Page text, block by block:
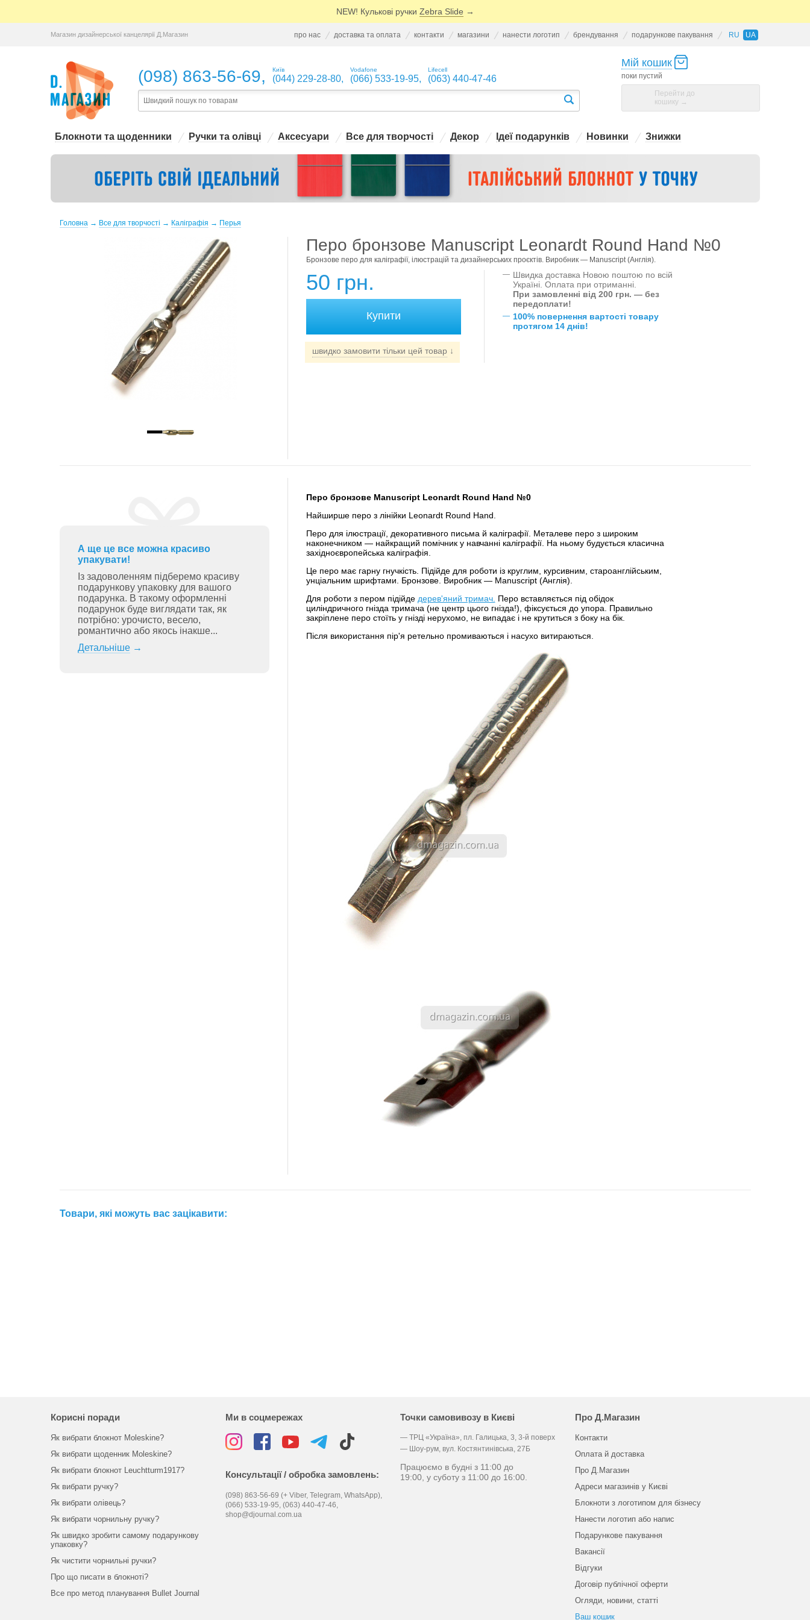
NEW! Кулькові ручки Zebra Slide →
Магазин дизайнерської канцелярії Д.Магазин про нас доставка та оплата контакти магазини нанести логотип брендування подарункове пакування RU UA
(098) 863-56-69, Київ
(044) 229-28-80,
Vodafone
(066) 533-19-95,
Lifecell
(063) 440-47-46
Мій кошик
поки пустий
Перейти до
кошику →
Блокноти та щоденники Ручки та олівці Аксесуари Все для творчості Декор Ідеї подарунків Новинки Знижки
Головна → Все для творчості → Каліграфія → Перья
Перо бронзове Manuscript Leonardt Round Hand №0
Бронзове перо для каліграфії, ілюстрацій та дизайнерських проєктів. Виробник — Manuscript (Англія).
50 грн.
швидко замовити тільки цей товар↓
— Швидка доставка Новою поштою по всій
Україні. Оплата при отриманні.
При замовленні від 200 грн. — без
передоплати!
— 100% повернення вартості товару
протягом 14 днів!
А ще це все можна красиво
упакувати!
Із задоволенням підберемо красиву
подарункову упаковку для вашого
подарунка. В такому оформленні
подарунок буде виглядати так, як
потрібно: урочисто, весело,
романтично або якось інакше...
Детальніше→
Перо бронзове Manuscript Leonardt Round Hand №0
Найширше перо з лінійки Leonardt Round Hand.
Перо для ілюстрації, декоративного письма й каліграфії. Металеве перо з широким
наконечником — найкращий помічник у навчанні каліграфії. На ньому будується класична
західноєвропейська каліграфія.
Це перо має гарну гнучкість. Підійде для роботи із круглим, курсивним, староанглійським,
унціальним шрифтами. Бронзове. Виробник — Manuscript (Англія).
Для роботи з пером підійде дерев'яний тримач. Перо вставляється під обідок
циліндричного гнізда тримача (не центр цього гнізда!), фіксується до упора. Правильно
закріплене перо стоїть у гнізді нерухомо, не випадає і не крутиться з боку на бік.
Після використання пір'я ретельно промиваються і насухо витираються.
Товари, які можуть вас зацікавити:
Корисні поради
Як вибрати блокнот Moleskine?
Як вибрати щоденник Moleskine?
Як вибрати блокнот Leuchtturm1917?
Як вибрати ручку?
Як вибрати олівець?
Як вибрати чорнильну ручку?
Як швидко зробити самому подарункову
упаковку?
Як чистити чорнильні ручки?
Про що писати в блокноті?
Все про метод планування Bullet Journal
Ми в соцмережах
Консультації / обробка замовлень:
(098) 863-56-69 (+ Viber, Telegram, WhatsApp),
(066) 533-19-95, (063) 440-47-46,
shop@djournal.com.ua
Точки самовивозу в Києві
— ТРЦ «Україна», пл. Галицька, 3, 3-й поверх
— Шоу-рум, вул. Костянтинівська, 27Б
Працюємо в будні з 11:00 до
19:00, у суботу з 11:00 до 16:00.
Про Д.Магазин
Контакти
Оплата й доставка
Про Д.Магазин
Адреси магазинів у Києві
Блокноти з логотипом для бізнесу
Нанести логотип або напис
Подарункове пакування
Вакансії
Відгуки
Договір публічної оферти
Огляди, новини, статті
Ваш кошик